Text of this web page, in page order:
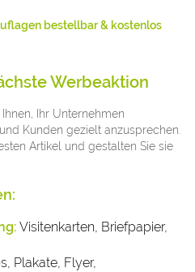
bestellbar & kostenlos
Werbeaktion
Ihr Unternehmen
Kunden gezielt anzusprechen.
Artikel und gestalten Sie sie
Visitenkarten, Briefpapier,
Plakate, Flyer,